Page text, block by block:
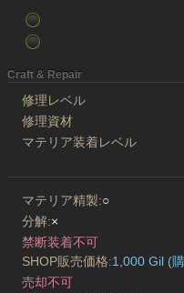
Craft & Repair
修理レベル
修理資材
マテリア装着レベル
マテリア精製:○
分解:×
禁断装着不可
SHOP販売価格:1,000 Gil (
売却不可